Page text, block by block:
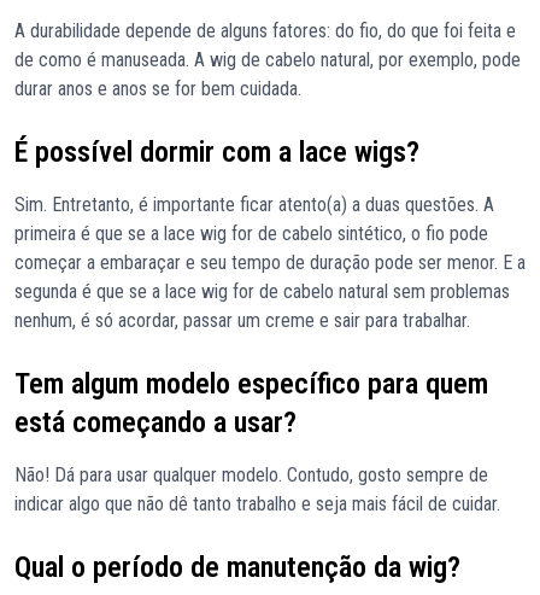
A durabilidade depende de alguns fatores: do fio, do que foi feita e
de como é manuseada. A wig de cabelo natural, por exemplo, pode
durar anos e anos se for bem cuidada.
É possível dormir com a lace wigs?
Sim. Entretanto, é importante ficar atento(a) a duas questões. A
primeira é que se a lace wig for de cabelo sintético, o fio pode
começar a embaraçar e seu tempo de duração pode ser menor. E a
segunda é que se a lace wig for de cabelo natural sem problemas
nenhum, é só acordar, passar um creme e sair para trabalhar.
Tem algum modelo específico para quem
está começando a usar?
Não! Dá para usar qualquer modelo. Contudo, gosto sempre de
indicar algo que não dê tanto trabalho e seja mais fácil de cuidar.
Qual o período de manutenção da wig?